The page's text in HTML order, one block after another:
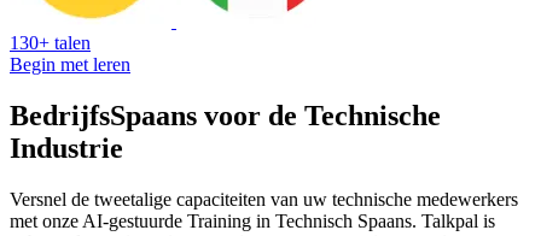
130+ talen
Begin met leren
BedrijfsSpaans voor de Technische
Industrie
Versnel de tweetalige capaciteiten van uw technische medewerkers
met onze AI-gestuurde Training in Technisch Spaans. Talkpal is